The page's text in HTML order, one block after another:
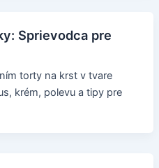
Sprievodca pre
torty na krst v tvare
krém, polevu a tipy pre